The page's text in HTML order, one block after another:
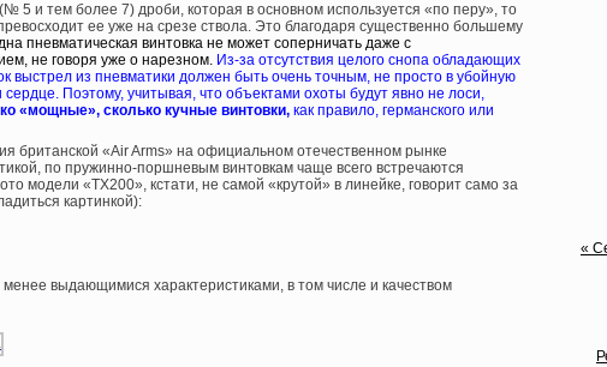
5 и тем более 7) дроби, которая в основном используется «по перу», то
ее уже на срезе ствола. Это благодаря существенно большему
пневматическая винтовка не может соперничать даже с
не говоря уже о нарезном. Из-за отсутствия целого снопа обладающих
выстрел из пневматики должен быть очень точным, не просто в убойную
сердце. Поэтому, учитывая, что объектами охоты будут явно не лоси,
«мощные», сколько кучные винтовки, как правило, германского или
британской «Air Arms» на официальном отечественном рынке
по пружинно-поршневым винтовкам чаще всего встречаются
модели «TX200», кстати, не самой «крутой» в линейке, говорит само за
картинкой):
выдающимися характеристиками, в том числе и качеством
«